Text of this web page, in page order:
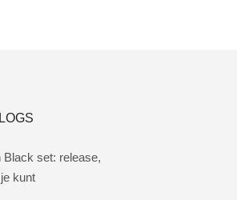
set: release,
kunt